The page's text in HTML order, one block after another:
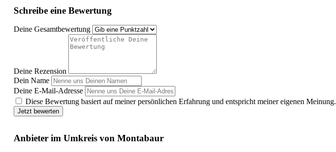
Schreibe eine Bewertung
Deine Gesamtbewertung
Deine Rezension
Dein Name
Deine E-Mail-Adresse
Diese Bewertung basiert auf meiner persönlichen Erfahrung und entspricht meiner eigenen Meinung.
Jetzt bewerten
Anbieter im Umkreis von Montabaur